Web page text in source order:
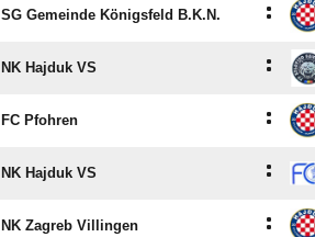
SG Gemeinde Königsfeld B.K.N. :
NK Hajduk VS :
FC Pfohren :
NK Hajduk VS :
NK Zagreb Villingen :